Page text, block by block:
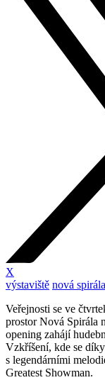
X
výstaviště nová spirála
Veřejnosti se ve
prostor Nová Spirála
opening zahájí
Vzkříšení, kde se
s legendárními
Greatest Showman.